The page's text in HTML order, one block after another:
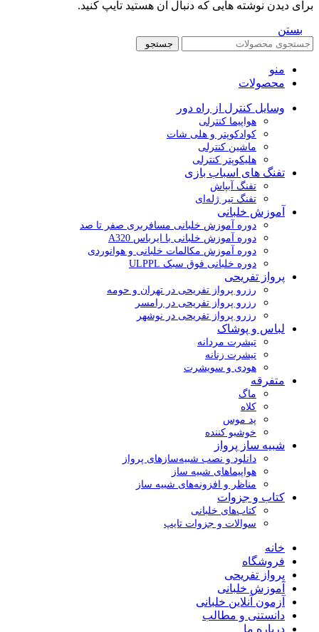
برای دیدن نوشته هایی که دنبال آن هستید تایپ کنید.
بستن
جستجو
منو
محصولات
وسایل کنترل از راه دور
هواپیما کنترلی
کوادکوپتر و هلی شات
ماشین کنترلی
هلیکوپتر کنترلی
تفنگ های اسباب بازی
تفنگ آبپاش
تفنگ تیر ژله‌ای
آموزش خلبانی
دوره آموزش خلبانی مسافربری صفر تا صد
دوره آموزش خلبانی با ایرباس A320
دوره آموزش مکالمات خلبانی و هوانوردی
دوره خلبانی فوق سبک ULPPL
پرواز تفریحی
رزرو پرواز تفریحی در تهران و حومه
رزرو پرواز تفریحی در رامسر
رزرو پرواز تفریحی در نوشهر
لباس و پوشاک
تیشرت مردانه
تیشرت زنانه
هودی و سویشرت
متفرقه
ماگ
کلاه
پد موس
خوشبو کننده
شبیه ساز پرواز
دانلود و نصب شبیه‌سازهای پرواز
هواپیماهای شبیه ساز
مناظر و افزونه‌های شبیه ساز
کتاب و جزوات
کتاب‌های خلبانی
سوالات و جزوات تایپ
خانه
فروشگاه
پرواز تفریحی
آموزش خلبانی
آزمون آنلاین خلبانی
دانستنی و مطالب
درباره ما